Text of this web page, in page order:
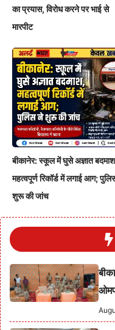
का प्रयास, विरोध करने पर भाई से
मारपीट
बीकानेर: स्कूल में घुसे अज्ञात
महत्वपूर्ण रिकॉर्ड में लगाई आग;
शुरू की जांच